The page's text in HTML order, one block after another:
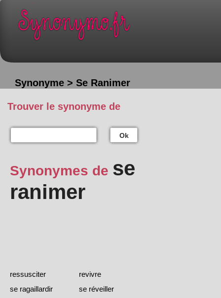
Synonyme > Se Ranimer
Trouver le synonyme de
Ok
Synonymes de se
ranimer
ressusciter
revivre
se ragaillardir
se réveiller